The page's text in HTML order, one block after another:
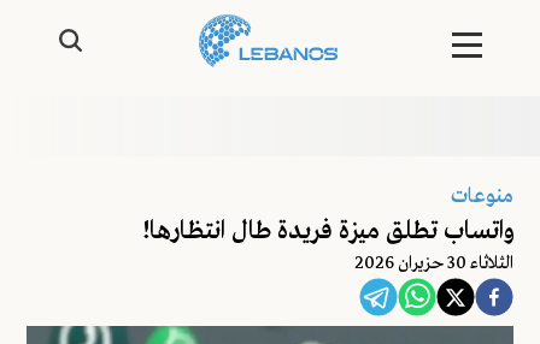
منوعات
واتساب تطلق ميزة فريدة طال انتظارها!
الثلاثاء 30 حزيران 2026